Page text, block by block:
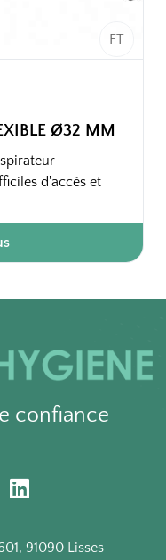
FT
Ø32 MM
d'accès et
mm
tête de
confiance
L
i
k
91090 Lisses